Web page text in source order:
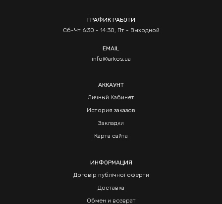
ГРАФИК РАБОТИ
Сб-Чт 6:30 - 14:30, Пт - Выходной
EMAIL
info@arkos.ua
АККАУНТ
Личный Кабинет
История заказов
Закладки
Карта сайта
ИНФОРМАЦИЯ
Договір публічної оферти
Доставка
Обмен и возврат